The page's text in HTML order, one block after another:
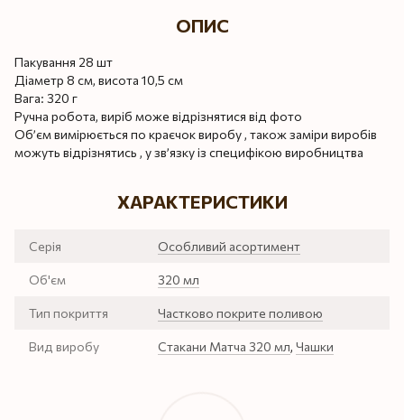
ОПИС
Пакування 28 шт
Діаметр 8 см, висота 10,5 см
Вага: 320 г
Ручна робота, виріб може відрізнятися від фото
Об’єм вимірюється по краєчок виробу , також заміри виробів
можуть відрізнятись , у зв’язку із специфікою виробництва
ХАРАКТЕРИСТИКИ
Серія Особливий асортимент
Об'єм 320 мл
Тип покриття Частково покрите поливою
Вид виробу Стакани Матча 320 мл, Чашки